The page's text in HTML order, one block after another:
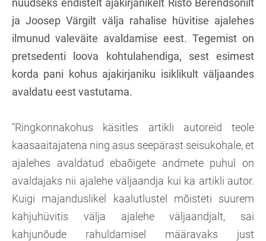
nüüdseks endistelt ajakirjanikelt Risto Berendsonilt
ja Joosep Värgilt välja rahalise hüvitise ajalehes
ilmunud valeväite avaldamise eest. Tegemist on
pretsedenti loova kohtulahendiga, sest esimest
korda pani kohus ajakirjaniku isiklikult väljaandes
avaldatu eest vastutama.
"Ringkonnakohus käsitles artikli autoreid teole
kaasaaitajatena ning asus seepärast seisukohale, et
ajalehes avaldatud ebaõigete andmete puhul on
avaldajaks nii ajalehe väljaandja kui ka artikli autor.
Kuigi majanduslikel kaalutlustel mõisteti suurem
kahjuhüvitis välja ajalehe väljaandjalt, sai
kahjunõude rahuldamisel määravaks just